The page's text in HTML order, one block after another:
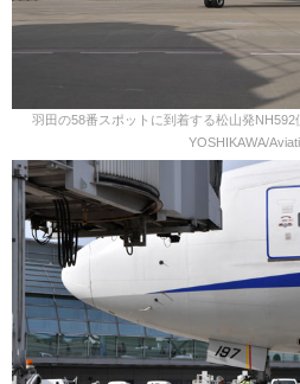
羽田の58番スポットに到着する松山発
YOSHIKAWA/